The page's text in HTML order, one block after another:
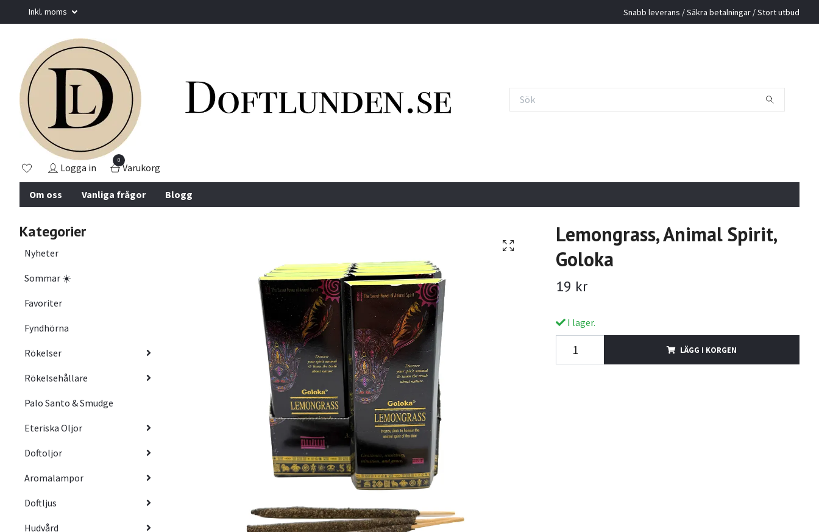
Inkl. moms Snabb leverans / Säkra betalningar / Stort utbud
Logga in
0
Varukorg
Om oss Vanliga frågor Blogg
Kategorier
Nyheter
Sommar ☀️
Favoriter
Fyndhörna
Rökelser
Rökelsehållare
Palo Santo & Smudge
Eteriska Oljor
Doftoljor
Aromalampor
Doftljus
Hudvård
Lemongrass, Animal Spirit,
Goloka
19 kr
I lager.
LÄGG I KORGEN